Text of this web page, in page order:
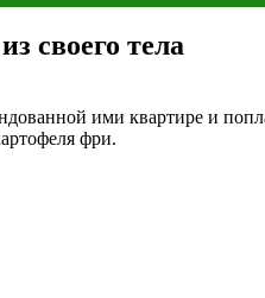
своего тела
ими квартире и
фри.